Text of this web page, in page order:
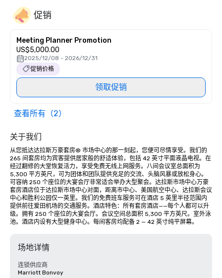
促销
Meeting Planner Promotion
US$5,000.00
2025/12/08 - 2026/12/31
促销价格
领取促销
查看所有（2）
关于我们
从您抵达达拉斯万豪套房® 市场中心的那一刻起，您便可尽情享受。我们的
265 间套房均为宾客提供居家般的舒适体验，包括 42 英寸平面液晶电视。在
经过翻修的大堂恢复活力，享受免费无线上网服务。八间会议室总面积为
5,300 平方英尺，可为团体和团队提供充足的交流、头脑风暴或放松身心。
可容纳 250 个座位的大宴会厅非常适合举办大型聚会。达拉斯市场中心万豪
套房酒店位于达拉斯市场中心对面，距离市中心、美国航空中心、达拉斯会议
中心和胜利公园仅一英里。我们的免费班车服务可在酒店 5 英里半径范围内
提供前往爱田机场的交通服务。酒店特色：所有套房酒店——每个人都可以升
级。拥有 250 个座位的大宴会厅。会议空间总面积 5,300 平方英尺。室外泳
池。酒店内设有大型健身中心。每间客房均配备 2 — 42 英寸纯平屏幕。
场地详情
连锁供应商
Marriott Bonvoy